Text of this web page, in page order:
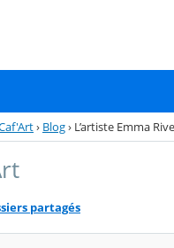
› Blog› L’artiste Emma
partagés